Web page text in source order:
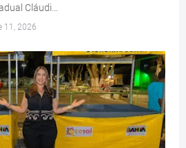
Cláudi…
11, 2026